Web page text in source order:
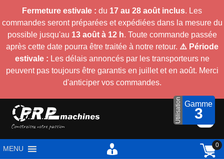
Fermeture estivale : du 17 au 28 août inclus. Les
commandes seront préparées et expédiées dans la mesure du
possible jusqu'au 13 août à 12 h. Toute commande passée
après cette date pourra être traitée à notre retour. ⚠️ Période
estivale : Les délais annoncés par les transporteurs ne
peuvent pas toujours être garantis en juillet et en août. Merci
d'anticiper vos commandes.
MENU 0
Utilisation Gamme
3